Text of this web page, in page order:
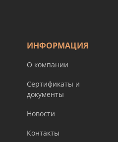
ИНФОРМАЦИЯ
О компании
Сертификаты и
документы
Новости
Контакты